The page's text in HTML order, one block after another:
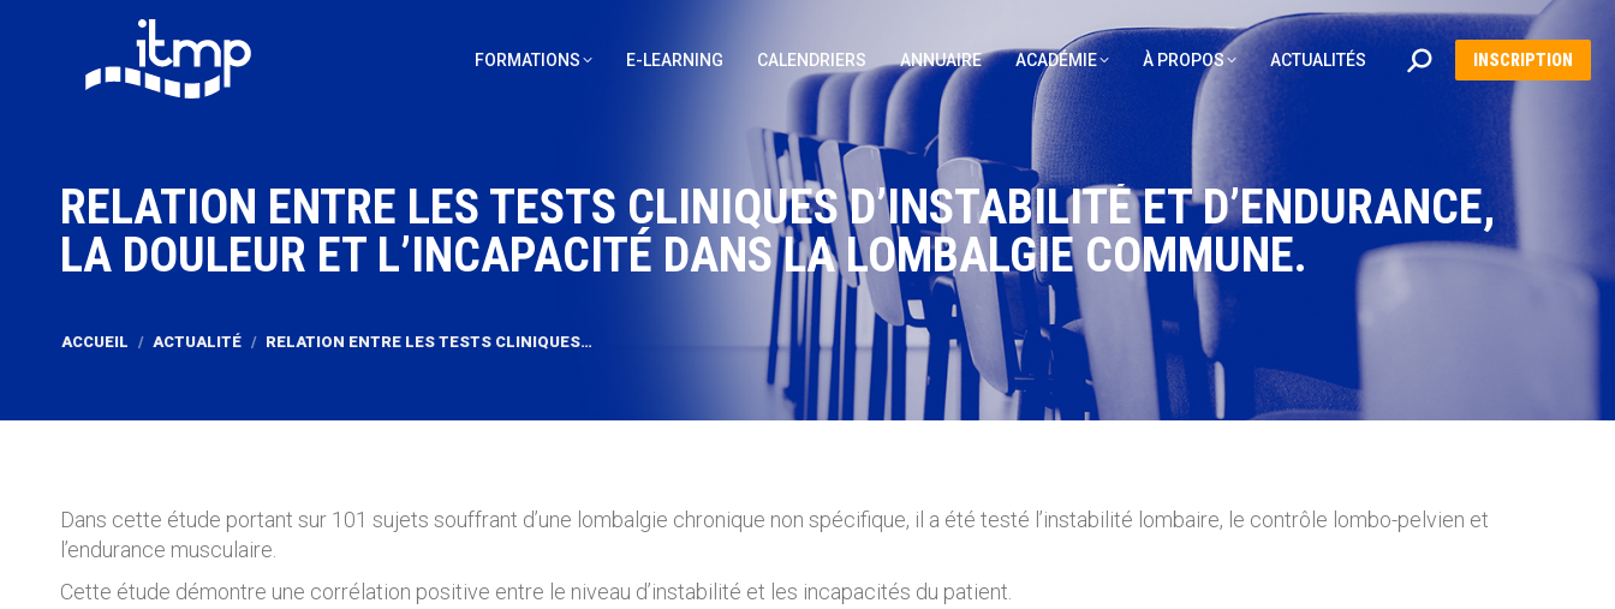
FORMATIONS E-LEARNING CALENDRIERS ANNUAIRE ACADÉMIE À PROPOS ACTUALITÉS
RechercheINSCRIPTION
RELATION ENTRE LES TESTS CLINIQUES D’INSTABILITÉ ET D’ENDURANCE,
LA DOULEUR ET L’INCAPACITÉ DANS LA LOMBALGIE COMMUNE.
ACCUEIL ACTUALITÉ RELATION ENTRE LES TESTS CLINIQUES…
Dans cette étude portant sur 101 sujets souffrant d’une lombalgie chronique non spécifique, il a été testé l’instabilité lombaire, le contrôle lombo-pelvien et
l’endurance musculaire.
Cette étude démontre une corrélation positive entre le niveau d’instabilité et les incapacités du patient.